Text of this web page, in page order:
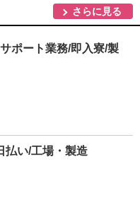
さらに見る
ポート業務/即入寮/製
払い/工場・製造